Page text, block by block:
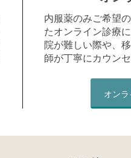
内服薬のみご希望
たオンライン診療
院が難しい際や、
師が丁寧にカウン
オン